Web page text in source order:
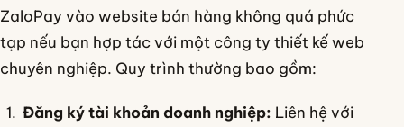
ZaloPay vào website bán hàng không quá phức
tạp nếu bạn hợp tác với một công ty thiết kế web
chuyên nghiệp. Quy trình thường bao gồm:
Đăng ký tài khoản doanh nghiệp: Liên hệ với